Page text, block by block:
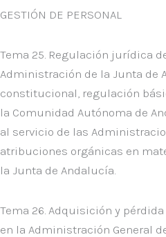
GESTIÓN DE PERSONAL
Tema 25. Regulación jurídica
Administración de la Junta de
constitucional, regulación
la Comunidad Autónoma de
al servicio de las
atribuciones orgánicas en
la Junta de Andalucía.
Tema 26. Adquisición y
en la Administración General